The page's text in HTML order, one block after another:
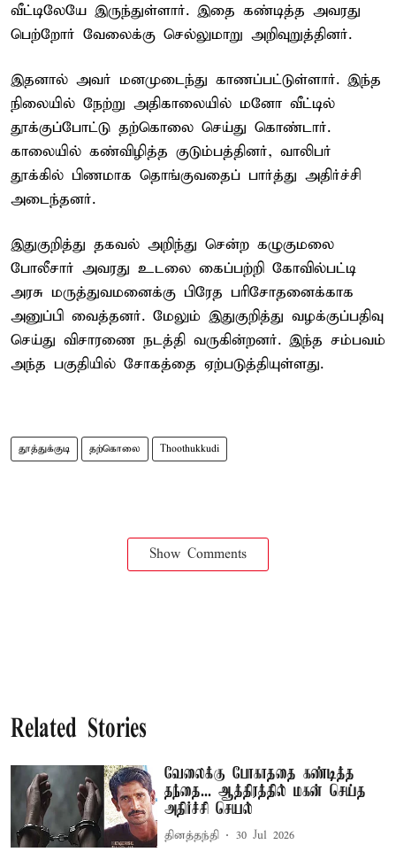
வீட்டிலேயே இருந்துள்ளார். இதை கண்டித்த அவரது
பெற்றோர் வேலைக்கு செல்லுமாறு அறிவுறுத்தினர்.
இதனால் அவர் மனமுடைந்து காணப்பட்டுள்ளார். இந்த
நிலையில் நேற்று அதிகாலையில் மனோ வீட்டில்
தூக்குப்போட்டு தற்கொலை செய்து கொண்டார்.
காலையில் கண்விழித்த குடும்பத்தினர், வாலிபர்
தூக்கில் பிணமாக தொங்குவதைப் பார்த்து அதிர்ச்சி
அடைந்தனர்.
இதுகுறித்து தகவல் அறிந்து சென்ற கழுகுமலை
போலீசார் அவரது உடலை கைப்பற்றி கோவில்பட்டி
அரசு மருத்துவமனைக்கு பிரேத பரிசோதனைக்காக
அனுப்பி வைத்தனர். மேலும் இதுகுறித்து வழக்குப்பதிவு
செய்து விசாரணை நடத்தி வருகின்றனர். இந்த சம்பவம்
அந்த பகுதியில் சோகத்தை ஏற்படுத்தியுள்ளது.
தூத்துக்குடி தற்கொலை Thoothukkudi
Show Comments
Related Stories
வேலைக்கு போகாததை கண்டித்த
தந்தை... ஆத்திரத்தில் மகன் செய்த
அதிர்ச்சி செயல்
தினத்தந்தி 30 Jul 2026